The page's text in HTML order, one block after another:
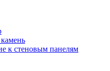
к стеновым панелям